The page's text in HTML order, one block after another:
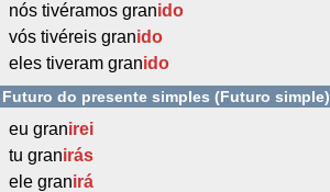
nós tivéramos granido
vós tivéreis granido
eles tiveram granido
Futuro do presente simples (Futuro simple)
eu granirei
tu granirás
ele granirá